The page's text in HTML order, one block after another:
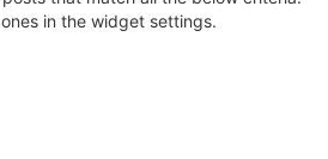
in the widget settings.